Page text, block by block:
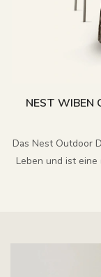
NEST WIBEN
Das Nest Outdoor
Leben und ist